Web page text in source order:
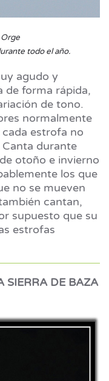
todo el año.
agudo y
de forma rápida,
de tono.
normalmente
estrofa no
Canta durante
otoño e invierno
los que
no se mueven
cantan,
supuesto que su
estrofas
SIERRA DE BAZA